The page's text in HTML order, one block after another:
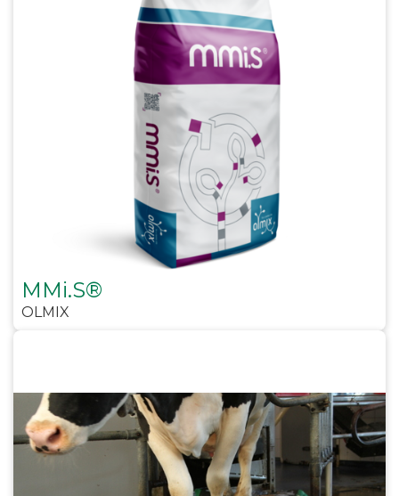
MMi.S®
OLMIX